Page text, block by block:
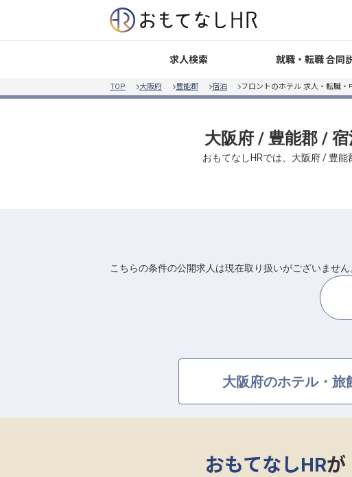
求人検索 就職・転職 合同
TOP 大阪府 豊能郡 宿泊 フロントのホテル 求人・転職・
大阪府 / 豊能郡 /
おもてなしHRでは、大阪府 / 豊
こちらの条件の公開求人は現在取り扱いがございません
大阪府のホテル・旅
おもてなしHRが